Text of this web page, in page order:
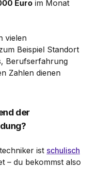
Euro im Monat
vielen
Beispiel Standort
Berufserfahrung
Zahlen dienen
der
ist schulisch
– du bekommst also